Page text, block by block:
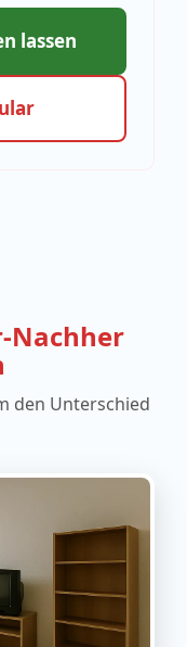
lassen
Nachher
den Unterschied